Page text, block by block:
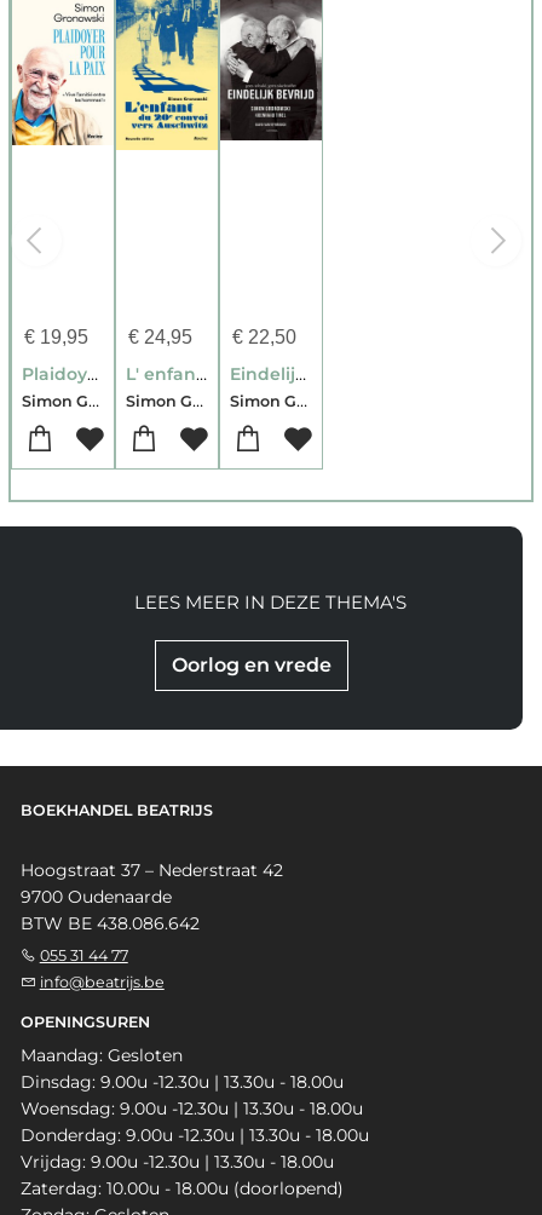
€19,95
Plaidoyer pour la paix
Simon Gronowski
€24,95
L' enfant du 20e convoi vers Auschwitz
Simon Gronowski
€ 22,50
Eindelijk bevrijd
Simon Gronowski-David Van Reybrouck
Oorlog en vrede
LEES MEER IN DEZE THEMA'S
BOEKHANDEL BEATRIJS
Hoogstraat 37 – Nederstraat 42
9700 Oudenaarde
BTW BE 438.086.642
055 31 44 77
info@beatrijs.be
OPENINGSUREN
Maandag: Gesloten
Dinsdag: 9.00u -12.30u | 13.30u - 18.00u
Woensdag: 9.00u -12.30u | 13.30u - 18.00u
Donderdag: 9.00u -12.30u | 13.30u - 18.00u
Vrijdag: 9.00u -12.30u | 13.30u - 18.00u
Zaterdag: 10.00u - 18.00u (doorlopend)